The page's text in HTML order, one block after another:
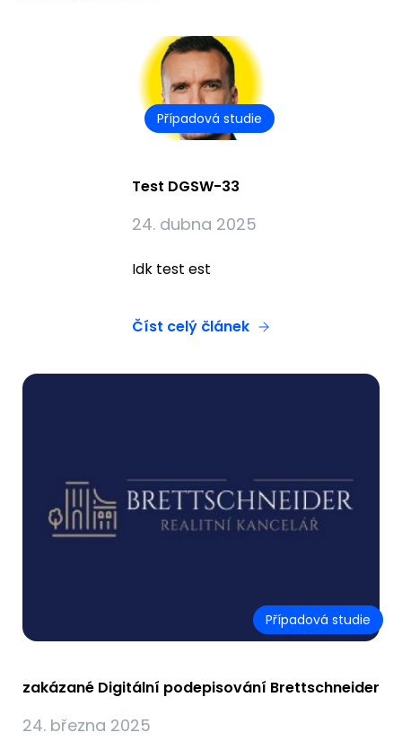
Případová studie
Test DGSW-33
24. dubna 2025
Idk test est
Číst celý článek
Případová studie
zakázané Digitální podepisování Brettschneider
24. března 2025